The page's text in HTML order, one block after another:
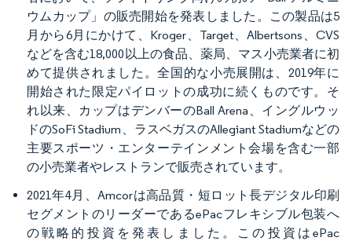
ウムカップ」の販売開始を発表しました。この製品は5
月から6月にかけて、Kroger、Target、Albertsons、CVS
などを含む18,000以上の食品、薬局、マス小売業者に初
めて提供されました。全国的な小売展開は、2019年に
開始された限定パイロットの成功に続くものです。そ
れ以来、カップはデンバーのBall Arena、イングルウッ
ドのSoFi Stadium、ラスベガスのAllegiant Stadiumなどの
主要スポーツ・エンターテインメント会場を含む一部
の小売業者やレストランで販売されています。
2021年4月、Amcorは高品質・短ロット長デジタル印刷
セグメントのリーダーであるePacフレキシブル包装へ
の戦略的投資を発表しました。この投資はePac